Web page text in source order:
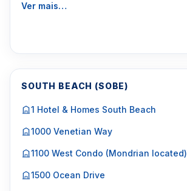
Ver mais…
SOUTH BEACH (SOBE)
1 Hotel & Homes South Beach
1000 Venetian Way
1100 West Condo (Mondrian located)
1500 Ocean Drive